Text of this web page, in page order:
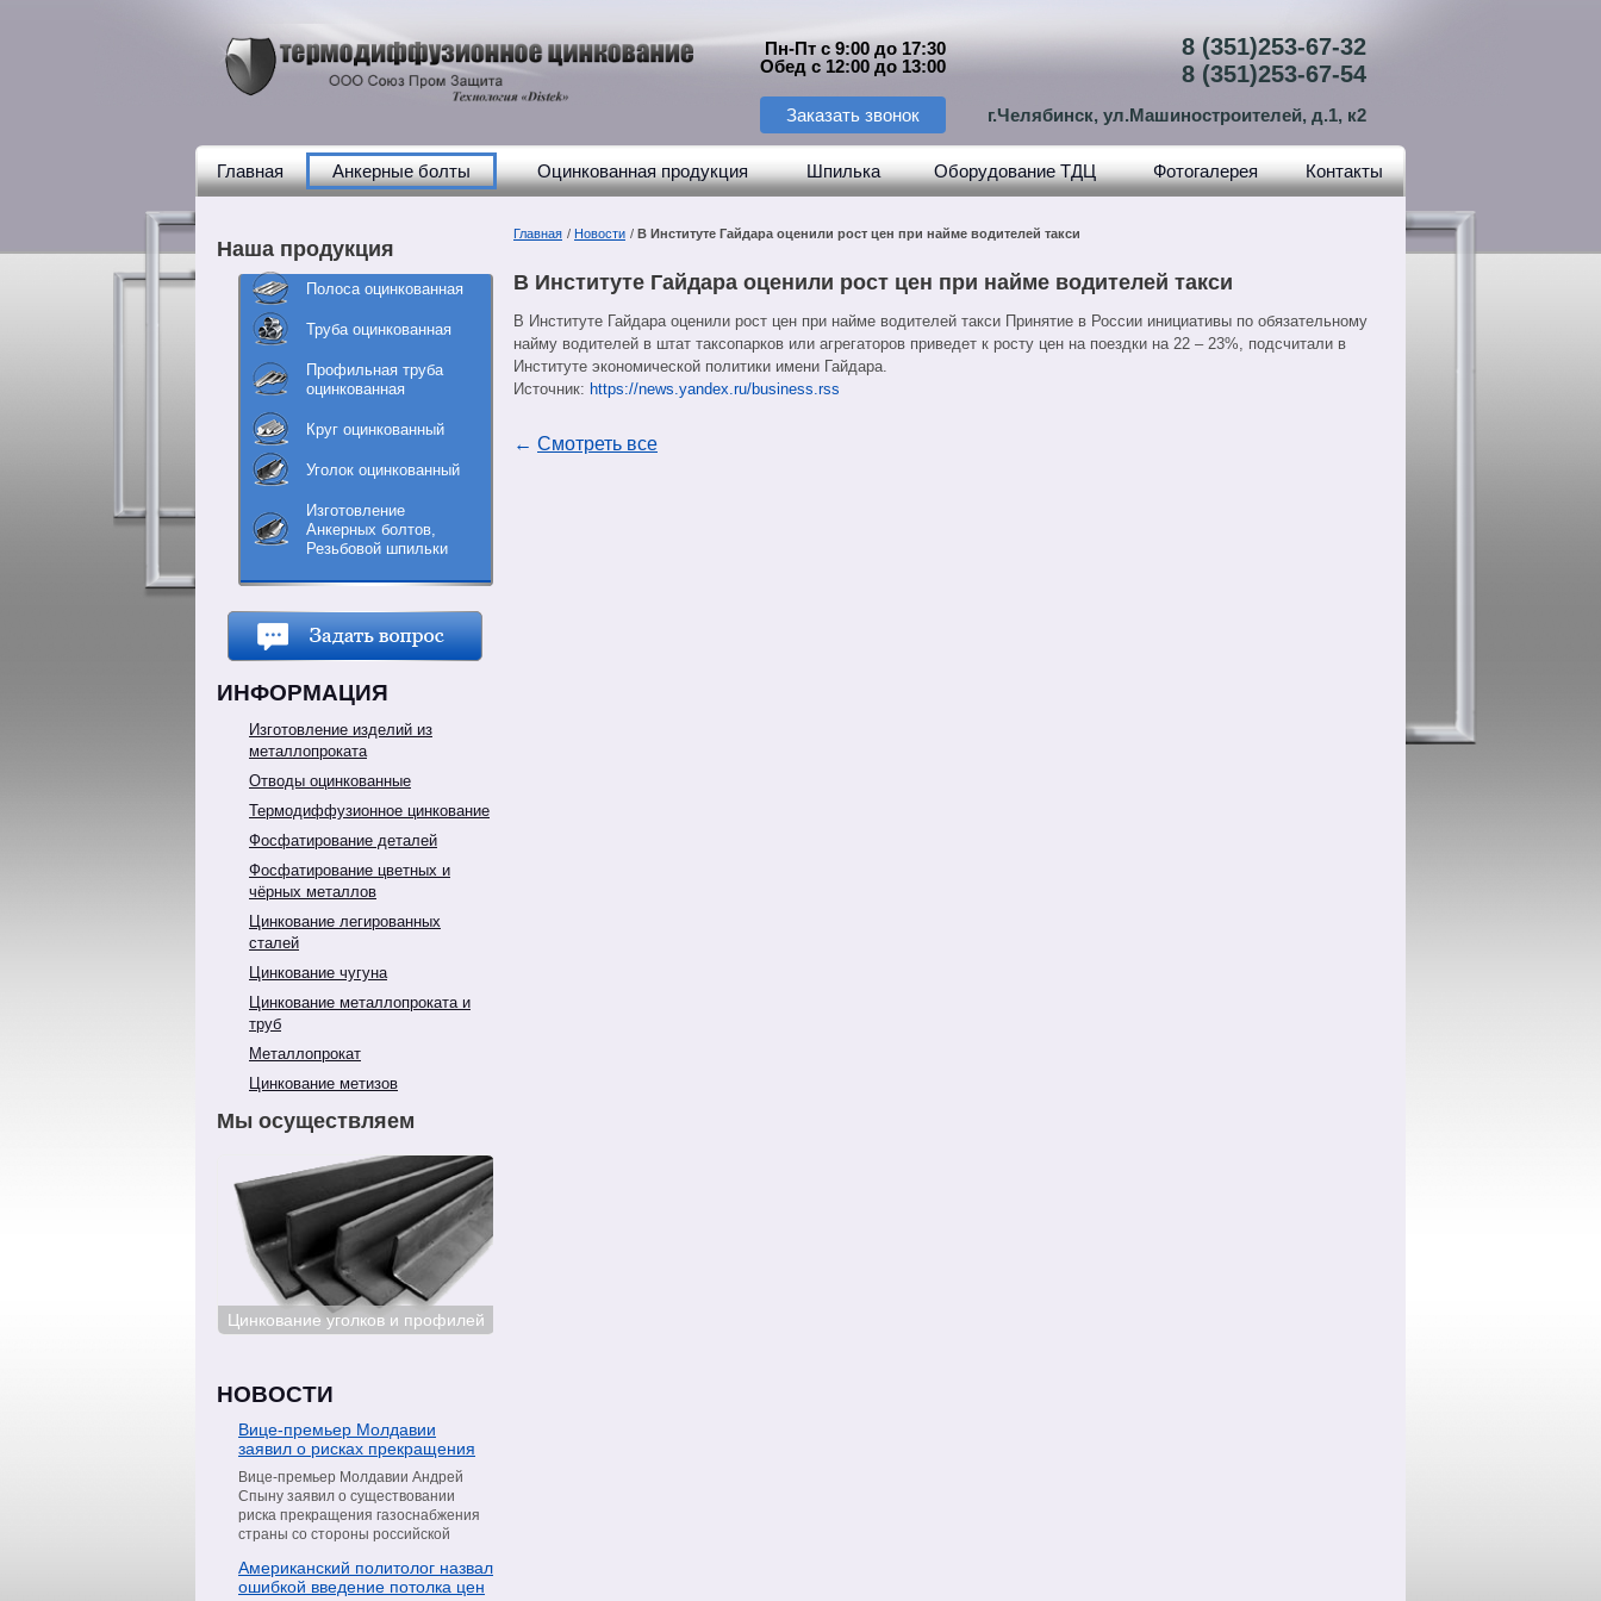
Пн-Пт с 9:00 до 17:30
Обед с 12:00 до 13:00
8 (351)253-67-32
8 (351)253-67-54
Заказать звонок г.Челябинск, ул.Машиностроителей, д.1, к2
Главная Анкерные болты Оцинкованная продукция Шпилька Оборудование ТДЦ Фотогалерея Контакты
Наша продукция
Полоса оцинкованная
Труба оцинкованная
Профильная труба
оцинкованная
Круг оцинкованный
Уголок оцинкованный
Изготовление
Анкерных болтов,
Резьбовой шпильки
ИНФОРМАЦИЯ
Изготовление изделий из
металлопроката
Отводы оцинкованные
Термодиффузионное цинкование
Фосфатирование деталей
Фосфатирование цветных и
чёрных металлов
Цинкование легированных
сталей
Цинкование чугуна
Цинкование металлопроката и
труб
Металлопрокат
Цинкование метизов
Мы осуществляем
Цинкование уголков и профилей
НОВОСТИ
Вице-премьер Молдавии
заявил о рисках прекращения
поставок газа со стороны
«Газпрома»
Вице-премьер Молдавии Андрей
Спыну заявил о существовании
риска прекращения газоснабжения
страны со стороны российской
сообщил в интервью телеканалу
Moldova 1, пишет РИА Новости.
Американский политолог назвал
ошибкой введение потолка цен
Главная / Новости / В Институте Гайдара оценили рост цен при найме водителей такси
В Институте Гайдара оценили рост цен при найме водителей такси
В Институте Гайдара оценили рост цен при найме водителей такси Принятие в России инициативы по обязательному
найму водителей в штат таксопарков или агрегаторов приведет к росту цен на поездки на 22 – 23%, подсчитали в
Институте экономической политики имени Гайдара.
Источник: https://news.yandex.ru/business.rss
← Смотреть все